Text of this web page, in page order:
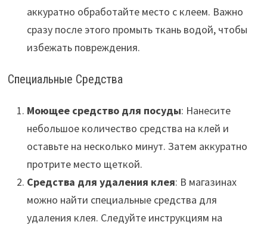
аккуратно обработайте место с клеем. Важно
сразу после этого промыть ткань водой, чтобы
избежать повреждения.
Специальные Средства
Моющее средство для посуды: Нанесите
небольшое количество средства на клей и
оставьте на несколько минут. Затем аккуратно
протрите место щеткой.
Средства для удаления клея: В магазинах
можно найти специальные средства для
удаления клея. Следуйте инструкциям на